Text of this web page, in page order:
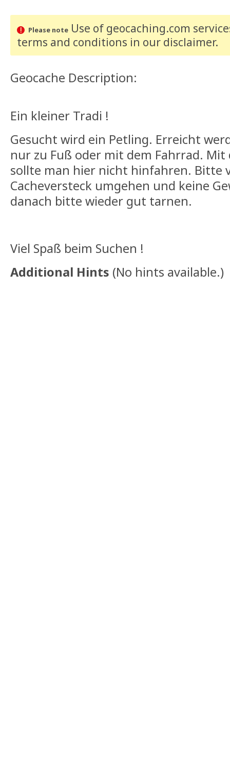
Please noteUse of geocaching.com
terms and conditions in our disclaimer.
Geocache Description:
Ein kleiner Tradi !
Gesucht wird ein Petling. Erreicht
nur zu Fuß oder mit dem Fahrrad. Mit
sollte man hier nicht hinfahren. Bitte
Cacheversteck umgehen und keine
danach bitte wieder gut tarnen.
Viel Spaß beim Suchen !
Additional Hints (No hints available.)